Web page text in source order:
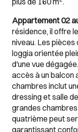
Appartement 02
résidence, il offre
niveau. Les
loggia orientée
d'une vue
accès à un balcon
chambres inclut
dressing et salle
grandes
quatrième peut
garantissant